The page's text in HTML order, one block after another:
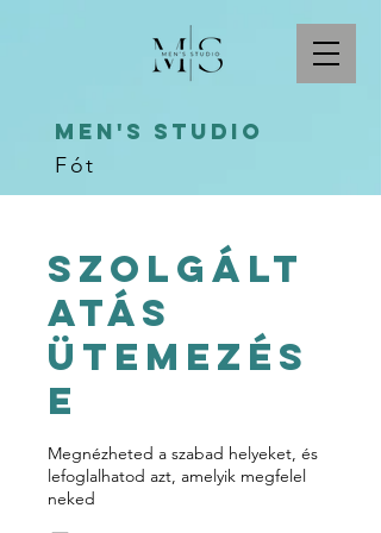
Men's studio
Fót
Szolgált
atás
ütemezés
e
Megnézheted a szabad helyeket, és
lefoglalhatod azt, amelyik megfelel
neked